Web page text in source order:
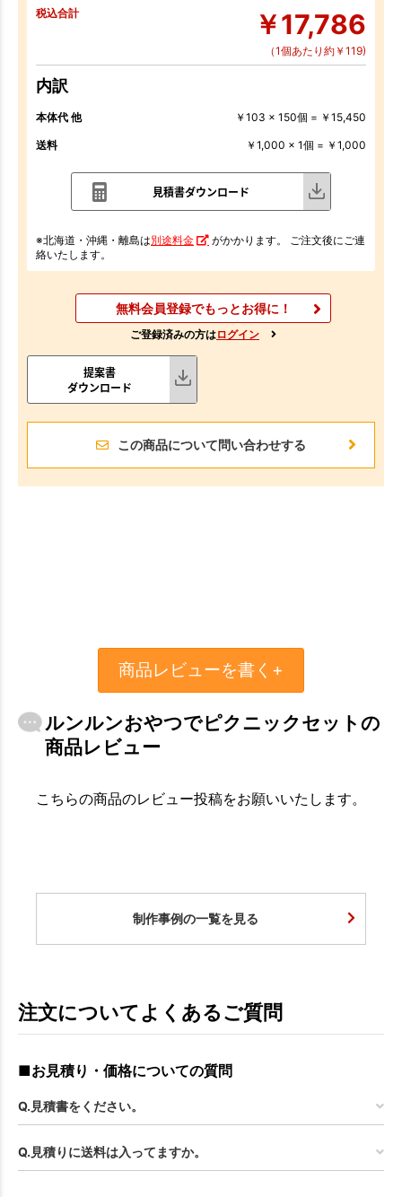
税込合計 ￥17,786
（1個あたり約￥119)
内訳
本体代 他 ￥103 x 150個 = ￥15,450
送料 ￥1,000 x 1個 = ￥1,000
見積書ダウンロード
※北海道・沖縄・離島は別途料金
がかかります。 ご注文後にご連
絡いたします。
無料会員登録でもっとお得に！
ご登録済みの方はログイン
提案書
ダウンロード
この商品について問い合わせする
商品レビューを書く+
ルンルンおやつでピクニックセットの
商品レビュー
こちらの商品のレビュー投稿をお願いいたします。
制作事例の一覧を見る
注文についてよくあるご質問
■お見積り・価格についての質問
Q.見積書をください。
Q.見積りに送料は入ってますか。